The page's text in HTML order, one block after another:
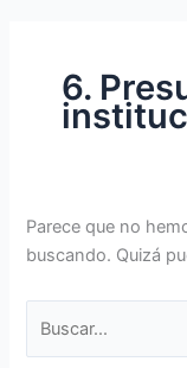
6.
Parece que no
buscando. Quizá